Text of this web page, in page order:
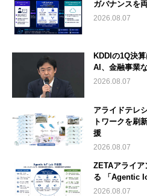
ガバナンスを
2026.08.07
KDDIの1Q決
AI、金融事業
2026.08.07
アライドテレ
トワークを刷
援
2026.08.07
ZETAアライ
る 「Agentic
2026.08.07